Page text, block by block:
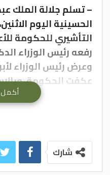
– تسلم جلالة الملك
الحسينية اليوم
رفعه رئيس الوزراء
وعرض رئيس الوزراء
عكفت الحكومة،
الملكية وكتاب
لافتا إلى أن
والقطاع الخاص
الأخذ بعين الاعتبار
كورونا وصولاً إلى
أكمل
شارك